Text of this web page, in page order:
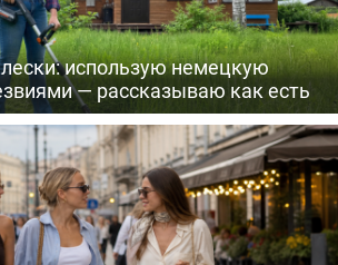
использую немецкую
— рассказываю как есть